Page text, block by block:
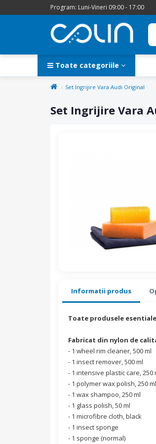
Program: Luni-Vineri 09:00 - 17:00
Toate categoriile
Set Ingrijire Vara Audi Original
Set Ingrijire Vara
Informatii produs
Toate produsele
Fabricat din nylon de
- 1 wheel rim cleaner, 500 ml
- 1 insect remover, 500 ml
- 1 intensive plastic care, 250
- 1 polymer wax polish, 250 ml
- 1 wax shampoo, 250 ml
- 1 glass polish, 50 ml
- 1 microfibre cloth, black
- 1 insect sponge
- 1 sponge (normal)